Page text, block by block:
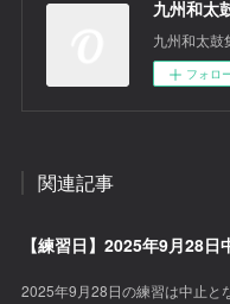
九州和太
九州和太鼓
フォロ
関連記事
【練習日】2025年9月28日
2025年9月28日の練習は中止と